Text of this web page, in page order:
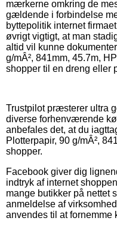
mærkerne omkring de
gældende i forbindelse
byttepolitik internet
øvrigt vigtigt, at man
altid vil kunne
g/mÂ², 841mm, 45.7m,
shopper til en dreng eller
Trustpilot præsterer ultra
diverse forhenværende
anbefales det, at du
Plotterpapir, 90 g/mÂ²,
shopper.
Facebook giver dig
indtryk af internet
mange butikker på nettet
anmeldelse af
anvendes til at fornemme